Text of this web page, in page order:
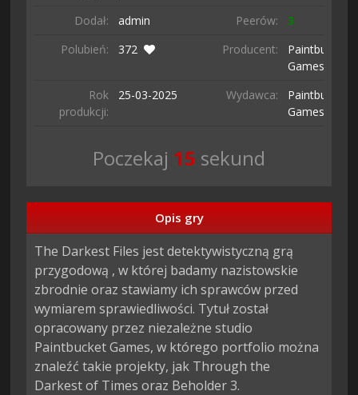
Dodał:
admin Peerów:
3
Polubień:
372 Producent:
Paintbucket
Games
Rok
produkcji:
25-03-2025 Wydawca:
Paintbucket
Games
Poczekaj 14 sekund
Opis gry
The Darkest Files jest detektywistyczną grą
przygodową , w której badamy nazistowskie
zbrodnie oraz stawiamy ich sprawców przed
wymiarem sprawiedliwości. Tytuł został
opracowany przez niezależne studio
Paintbucket Games, w którego portfolio można
znaleźć takie projekty, jak Through the
Darkest of Times oraz Beholder 3.